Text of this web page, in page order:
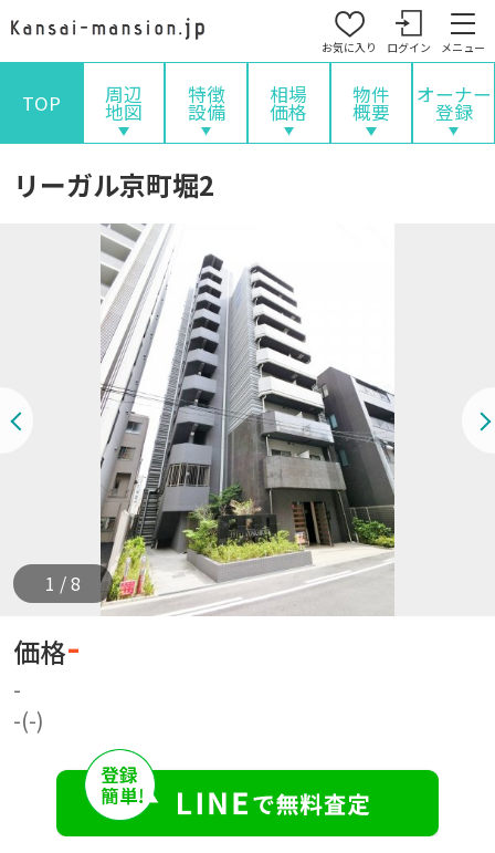
お気に入り ログイン メニュー
TOP 周辺
地図
特徴
設備
相場
価格
物件
概要
オーナー
登録
リーガル京町堀2
1 / 8
価格-
-
-(-)